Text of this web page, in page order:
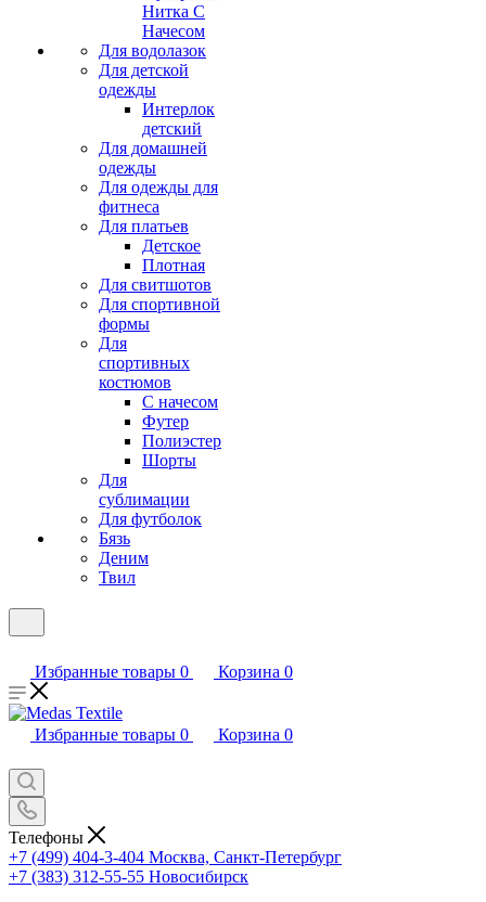
Нитка С
Начесом
Для водолазок
Для детской
одежды
Интерлок
детский
Для домашней
одежды
Для одежды для
фитнеса
Для платьев
Детское
Плотная
Для свитшотов
Для спортивной
формы
Для
спортивных
костюмов
С начесом
Футер
Полиэстер
Шорты
Для
сублимации
Для футболок
Бязь
Деним
Твил
Избранные товары 0 Корзина 0
Избранные товары 0 Корзина 0
Телефоны
+7 (499) 404-3-404 Москва, Санкт-Петербург
+7 (383) 312-55-55 Новосибирск